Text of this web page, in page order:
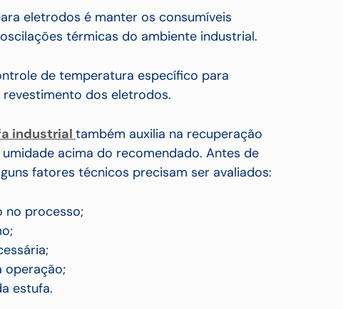
eletrodos é manter os consumíveis
térmicas do ambiente industrial.
de temperatura específico para
dos eletrodos.
industrial também auxilia na recuperação
acima do recomendado. Antes de
fatores técnicos precisam ser avaliados:
no processo;
operação;
estufa.